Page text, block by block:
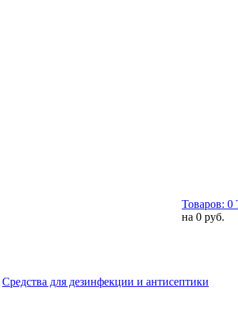
Товаров: 0
на 0 руб.
Средства для дезинфекции и антисептики